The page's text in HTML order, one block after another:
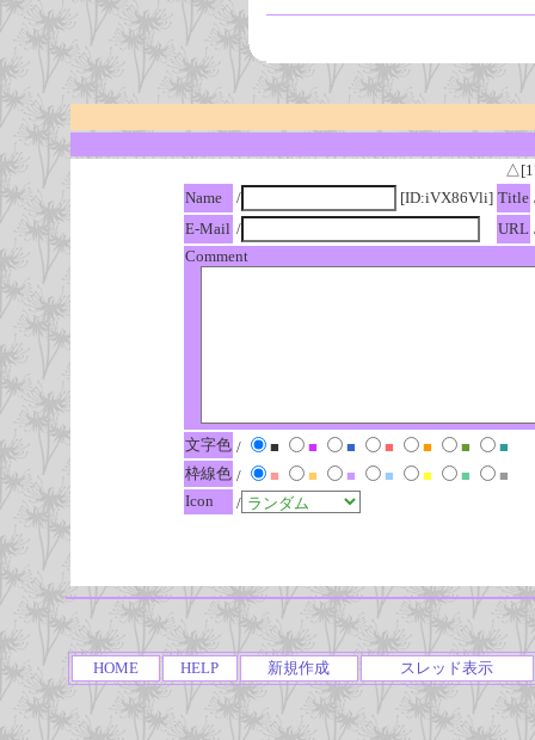
Name
/ [ID:iVX86Vli] Title
E-Mail / URL
Comment
文字色 / ■ ■ ■ ■ ■ ■
■
枠線色 / ■ ■ ■ ■ ■ ■
■
Icon
/
HOME HELP 新規作成 スレッド表示